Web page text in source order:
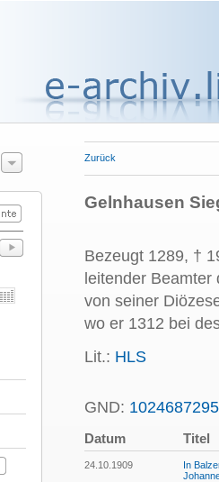
Zurück
Gelnhausen
Bezeugt 1289, †
leitender
von seiner
wo er 1312 bei
Lit.: HLS
GND: 1024687295
Datum Titel
24.10.1909
In